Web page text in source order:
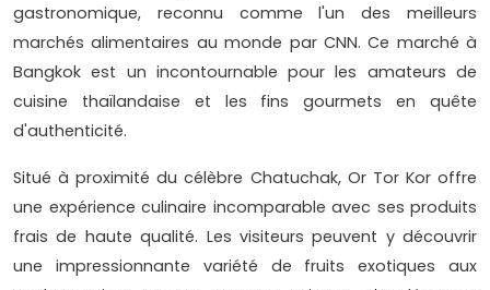
gastronomique, reconnu comme l'un des meilleurs
marchés alimentaires au monde par CNN. Ce marché à
Bangkok est un incontournable pour les amateurs de
cuisine thaïlandaise et les fins gourmets en quête
d'authenticité.
Situé à proximité du célèbre Chatuchak, Or Tor Kor offre
une expérience culinaire incomparable avec ses produits
frais de haute qualité. Les visiteurs peuvent y découvrir
une impressionnante variété de fruits exotiques aux